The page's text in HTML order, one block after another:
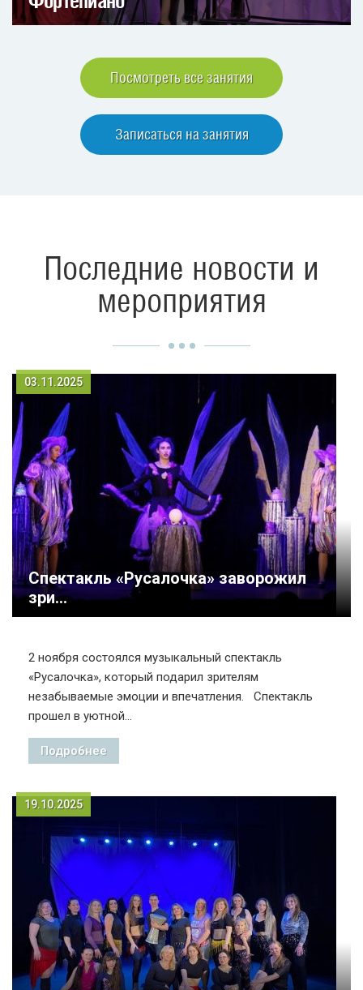
Посмотреть все занятия
Записаться на занятия
Последние новости и
мероприятия
03.11.2025
Спектакль «Русалочка» заворожил
зри...
2 ноября состоялся музыкальный спектакль
«Русалочка», который подарил зрителям
незабываемые эмоции и впечатления. Спектакль
прошел в уютной...
Подробнее
19.10.2025